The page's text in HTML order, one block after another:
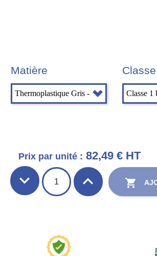
Matière Classe
Prix par unité : 82,49 € HT
